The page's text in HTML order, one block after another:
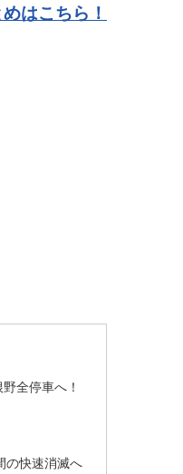
はこちら！
全停車へ！
の快速消滅へ